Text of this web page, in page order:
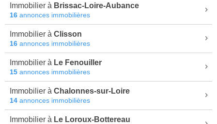
Immobilier à Brissac-Loire-Aubance
16 annonces immobilières
Immobilier à Clisson
16 annonces immobilières
Immobilier à Le Fenouiller
15 annonces immobilières
Immobilier à Chalonnes-sur-Loire
14 annonces immobilières
Immobilier à Le Loroux-Bottereau